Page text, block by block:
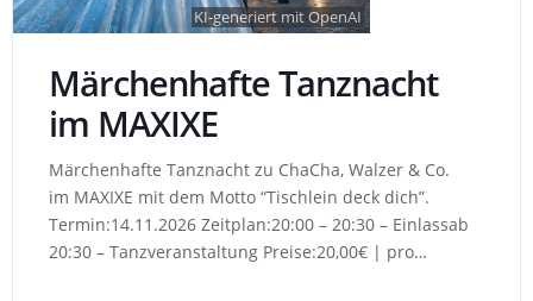
KI-generiert mit OpenAI
Märchenhafte Tanznacht
im MAXIXE
Märchenhafte Tanznacht zu ChaCha, Walzer & Co.
im MAXIXE mit dem Motto “Tischlein deck dich”.
Termin:14.11.2026 Zeitplan:20:00 – 20:30 – Einlassab
20:30 – Tanzveranstaltung Preise:20,00€ | pro